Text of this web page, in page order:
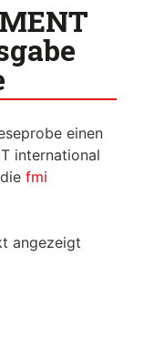
einen
international
fmi
angezeigt